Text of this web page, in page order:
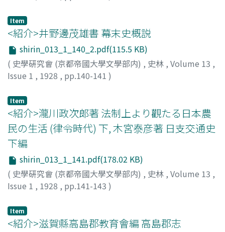
Item
<紹介>井野邊茂雄書 幕末史概説
shirin_013_1_140_2.pdf(115.5 KB)
( 史學硏究會 (京都帝國大學文學部内) , 史林 , Volume 13 ,
Issue 1 , 1928 , pp.140-141 )
Item
<紹介>瀧川政次郞著 法制上より觀たる日本農
民の生活 (律令時代) 下, 木宮泰彦著 日支交通史
下編
shirin_013_1_141.pdf(178.02 KB)
( 史學硏究會 (京都帝國大學文學部内) , 史林 , Volume 13 ,
Issue 1 , 1928 , pp.141-143 )
Item
<紹介>滋賀縣高島郡教育會編 高島郡志